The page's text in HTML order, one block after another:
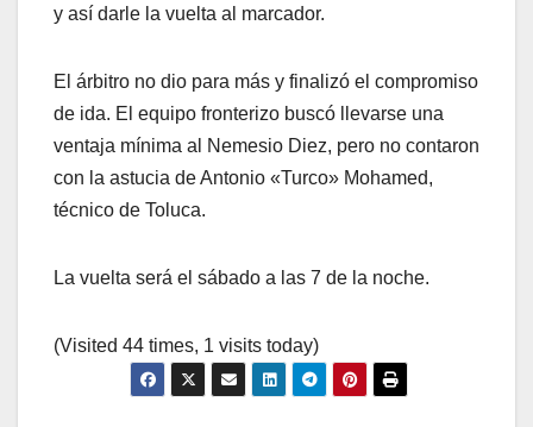
y así darle la vuelta al marcador.
El árbitro no dio para más y finalizó el compromiso
de ida. El equipo fronterizo buscó llevarse una
ventaja mínima al Nemesio Diez, pero no contaron
con la astucia de Antonio «Turco» Mohamed,
técnico de Toluca.
La vuelta será el sábado a las 7 de la noche.
(Visited 44 times, 1 visits today)